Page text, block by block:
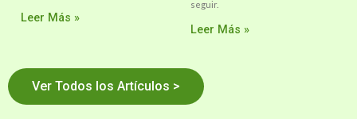
Leer Más »
seguir.
Leer Más »
Ver Todos los Artículos >